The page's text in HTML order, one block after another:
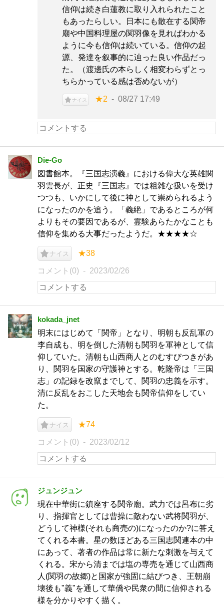
信仰は続き白蓮教に取り入れられたこと
もあったらしい。日本にも散在する関帝
廟や中国料理屋の関羽像を見ればわかる
ように今も信仰は続いている。信仰の起
源、発達を叙事的に辿った良い作品だっ
た。（渡邊氏の本らしく相変わらずとっ
ちらかっている感は否めないが）
ナイス ★2 08/27 17:49
Die-Go
図書館本。『三国志演義』における偉大な英雄関
羽雲長が、正史『三国志』では粗雑な扱いを受け
つつも、いかにして後に神として崇められるよう
になったのかを追う。「義絶」であるところが何
よりもその要因であるが、霊験あらたかなことも
信仰を集める大事だったようだ。★★★★☆
ナイス ★38
コメント(0) 2023/02/26
kokada_jnet
明末にはじめて「関帝」となり、明朝も反乱軍の
李自成も、明を倒した清朝も関羽を軍神として信
仰していた。清朝も山西商人とのむすびつきがあ
り、関羽を国家の守護神とする。乾隆帝は「三国
志」の記録を改竄までして、関羽の忠義を示す。
清に反乱をおこした天地会も関帝信仰をしてい
た。
ナイス ★74
コメント(0) 2023/02/12
ジュンジュン
現在中華街に鎮座する関帝廟。武力では呂布に劣
り、指揮官としては曹操に敵わない武将関羽が、
どうして神様(それも商売の)になったのか?に答え
てくれる本書。星の数ほどある三国志関連本の中
にあって、著者の作品は常に新たな刺激を与えて
くれる。宋から清までは塩の専売を通じて山西商
人(関羽の故郷)と国家が強固に結びつき、王朝崩
壊後も"義"を通して華僑や民衆の間に信仰される
様を分かりやすく描く。